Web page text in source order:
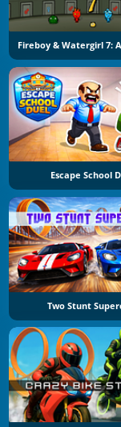
Fireboy & Watergirl 7:
Escape School
Two Stunt